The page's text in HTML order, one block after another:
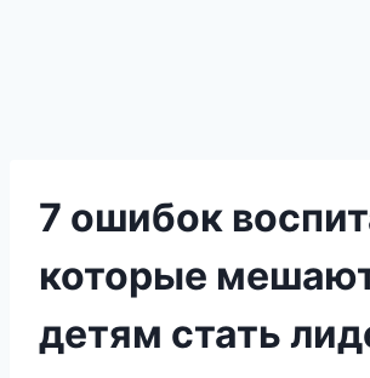
7 ошибок
которые
детям стать